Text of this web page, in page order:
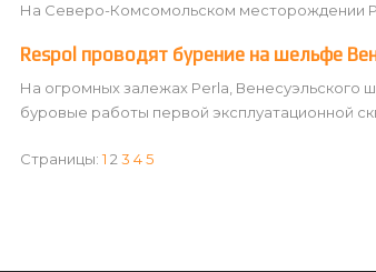
На Северо-Комсомольском месторождении
Respol проводят бурение на шельфе
На огромных залежах Perla, Венесуэльского
буровые работы первой эксплуатационной
Страницы: 1 2 3 4 5